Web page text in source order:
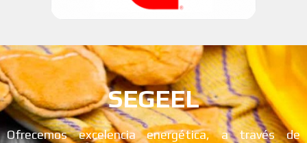
SEGEEL
Ofrecemos excelencia energética, a través de